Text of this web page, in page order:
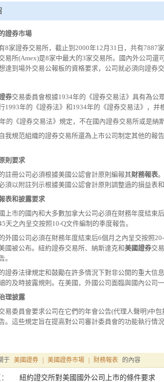
證券市場
8家證券交易所，截止到2000年12月31日，共有7887
易所(Amex)是8家中最大的3家交易所。國內外公司還
達到場外交易公報板的資格要求，公司就必須向證券
券交易委員會根據1934年的《證券交易法》具有為公
1993年的《證券法》和1934年的《證券交易法》，并
的《證券交易法》規定，不在國內證券交易所或是納
我規范組織的證券交易所還為上市公司制定其他的報
則要求
註冊公司必須根據美國公認會計原則編報其財務報表
須以附註列示根據美國公認會計原則調整過的損益表和
表和披露要求
上市的國內和大多數加拿大公司必須在財務年度結束
天之內呈交按照10-Q文件編制的季度報告。
的外國公司必須在財務年度結束后6個月之內呈交按照
國被公布。紐約證券交易所、納斯達克和美國證券交
。
證券法律規定和鼓勵在許多情況下對非公開的重大信
的及時披露規則。在美國，外國公司面臨與國內公司
理披露
易委員會要求公司在它們的年會公告(代理人聲明)中
。這些規定旨在提高對公司審計委員會的功能執行情況
于 美國證券 美國證券市場 財務報表 的內容
紐約證交所對美國國外公司上市的條件要求